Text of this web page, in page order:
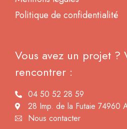
Politique de confidentialité
Vous avez un projet ?
rencontrer :
04 50 52 28 59
28 Imp. de la Futaie 74960
Nous contacter